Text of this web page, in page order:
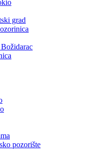
grad
pozorište